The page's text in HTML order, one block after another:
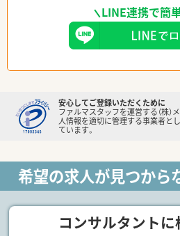
LINE連携で簡
安心してご登録いただくために
ファルマスタッフを運営する（株）
人情報を適切に管理する事業者と
ています。
希望の求人が見つか
コンサルタントに